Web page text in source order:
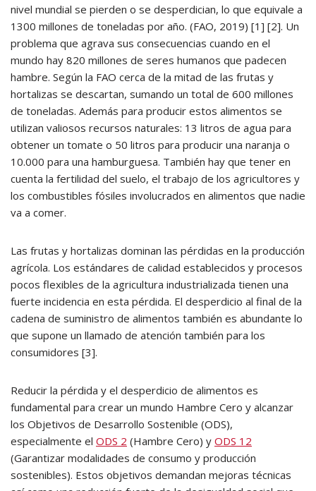
nivel mundial se pierden o se desperdician, lo que equivale a
1300 millones de toneladas por año. (FAO, 2019) [1] [2]. Un
problema que agrava sus consecuencias cuando en el
mundo hay 820 millones de seres humanos que padecen
hambre. Según la FAO cerca de la mitad de las frutas y
hortalizas se descartan, sumando un total de 600 millones
de toneladas. Además para producir estos alimentos se
utilizan valiosos recursos naturales: 13 litros de agua para
obtener un tomate o 50 litros para producir una naranja o
10.000 para una hamburguesa. También hay que tener en
cuenta la fertilidad del suelo, el trabajo de los agricultores y
los combustibles fósiles involucrados en alimentos que nadie
va a comer.
Las frutas y hortalizas dominan las pérdidas en la producción
agrícola. Los estándares de calidad establecidos y procesos
pocos flexibles de la agricultura industrializada tienen una
fuerte incidencia en esta pérdida. El desperdicio al final de la
cadena de suministro de alimentos también es abundante lo
que supone un llamado de atención también para los
consumidores [3].
Reducir la pérdida y el desperdicio de alimentos es
fundamental para crear un mundo Hambre Cero y alcanzar
los Objetivos de Desarrollo Sostenible (ODS),
especialmente el ODS 2 (Hambre Cero) y ODS 12
(Garantizar modalidades de consumo y producción
sostenibles). Estos objetivos demandan mejoras técnicas